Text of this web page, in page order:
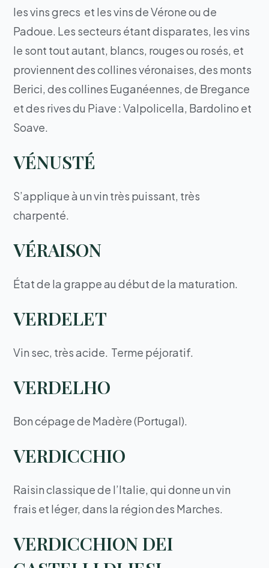
les vins grecs et les vins de Vérone ou de
Padoue. Les secteurs étant disparates, les vins
le sont tout autant, blancs, rouges ou rosés, et
proviennent des collines véronaises, des monts
Berici, des collines Euganéennes, de Bregance
et des rives du Piave : Valpolicella, Bardolino et
Soave.
VÉNUSTÉ
S’applique à un vin très puissant, très
charpenté.
VÉRAISON
État de la grappe au début de la maturation.
VERDELET
Vin sec, très acide. Terme péjoratif.
VERDELHO
Bon cépage de Madère (Portugal).
VERDICCHIO
Raisin classique de l’Italie, qui donne un vin
frais et léger, dans la région des Marches.
VERDICCHION DEI